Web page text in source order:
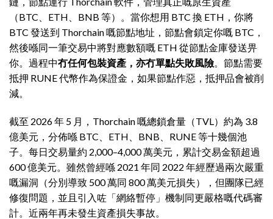
（BTC、ETH、BNB 等）。當你想用 BTC 換 ETH，你將
BTC 發送到 Thorchain 嘅節點地址，節點會鎖定你嘅 BTC，
然後喺同一筆交易中將對應數額嘅 ETH 從節點金庫發送畀
你。過程中冇任何包裝資產，亦冇單點失敗風險。節點需要
抵押 RUNE 代幣作為保證金，如果節點作惡，抵押品會被削
減。
截至 2026 年 5 月，Thorchain 嘅總鎖倉量（TVL）約為 3.8
億美元，分佈喺 BTC、ETH、BNB、RUNE 等十幾個池
子。每日交易量約 2,000–4,000 萬美元，累計交易金額超過
600 億美元。雖然曾經喺 2021 年同 2022 年經歷過兩次嚴重
嘅漏洞（分別導致 500 萬同 800 萬美元損失），但團隊已經
修復問題，並且引入咗「網絡暫停」機制同更嚴格嘅代碼審
計。近兩年再未發生資產損失事故。